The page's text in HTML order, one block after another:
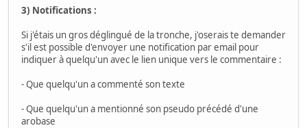
3) Notifications :
Si j'étais un gros déglingué de la tronche, j'oserais te demander
s'il est possible d'envoyer une notification par email pour
indiquer à quelqu'un avec le lien unique vers le commentaire :
- Que quelqu'un a commenté son texte
- Que quelqu'un a mentionné son pseudo précédé d'une
arobase